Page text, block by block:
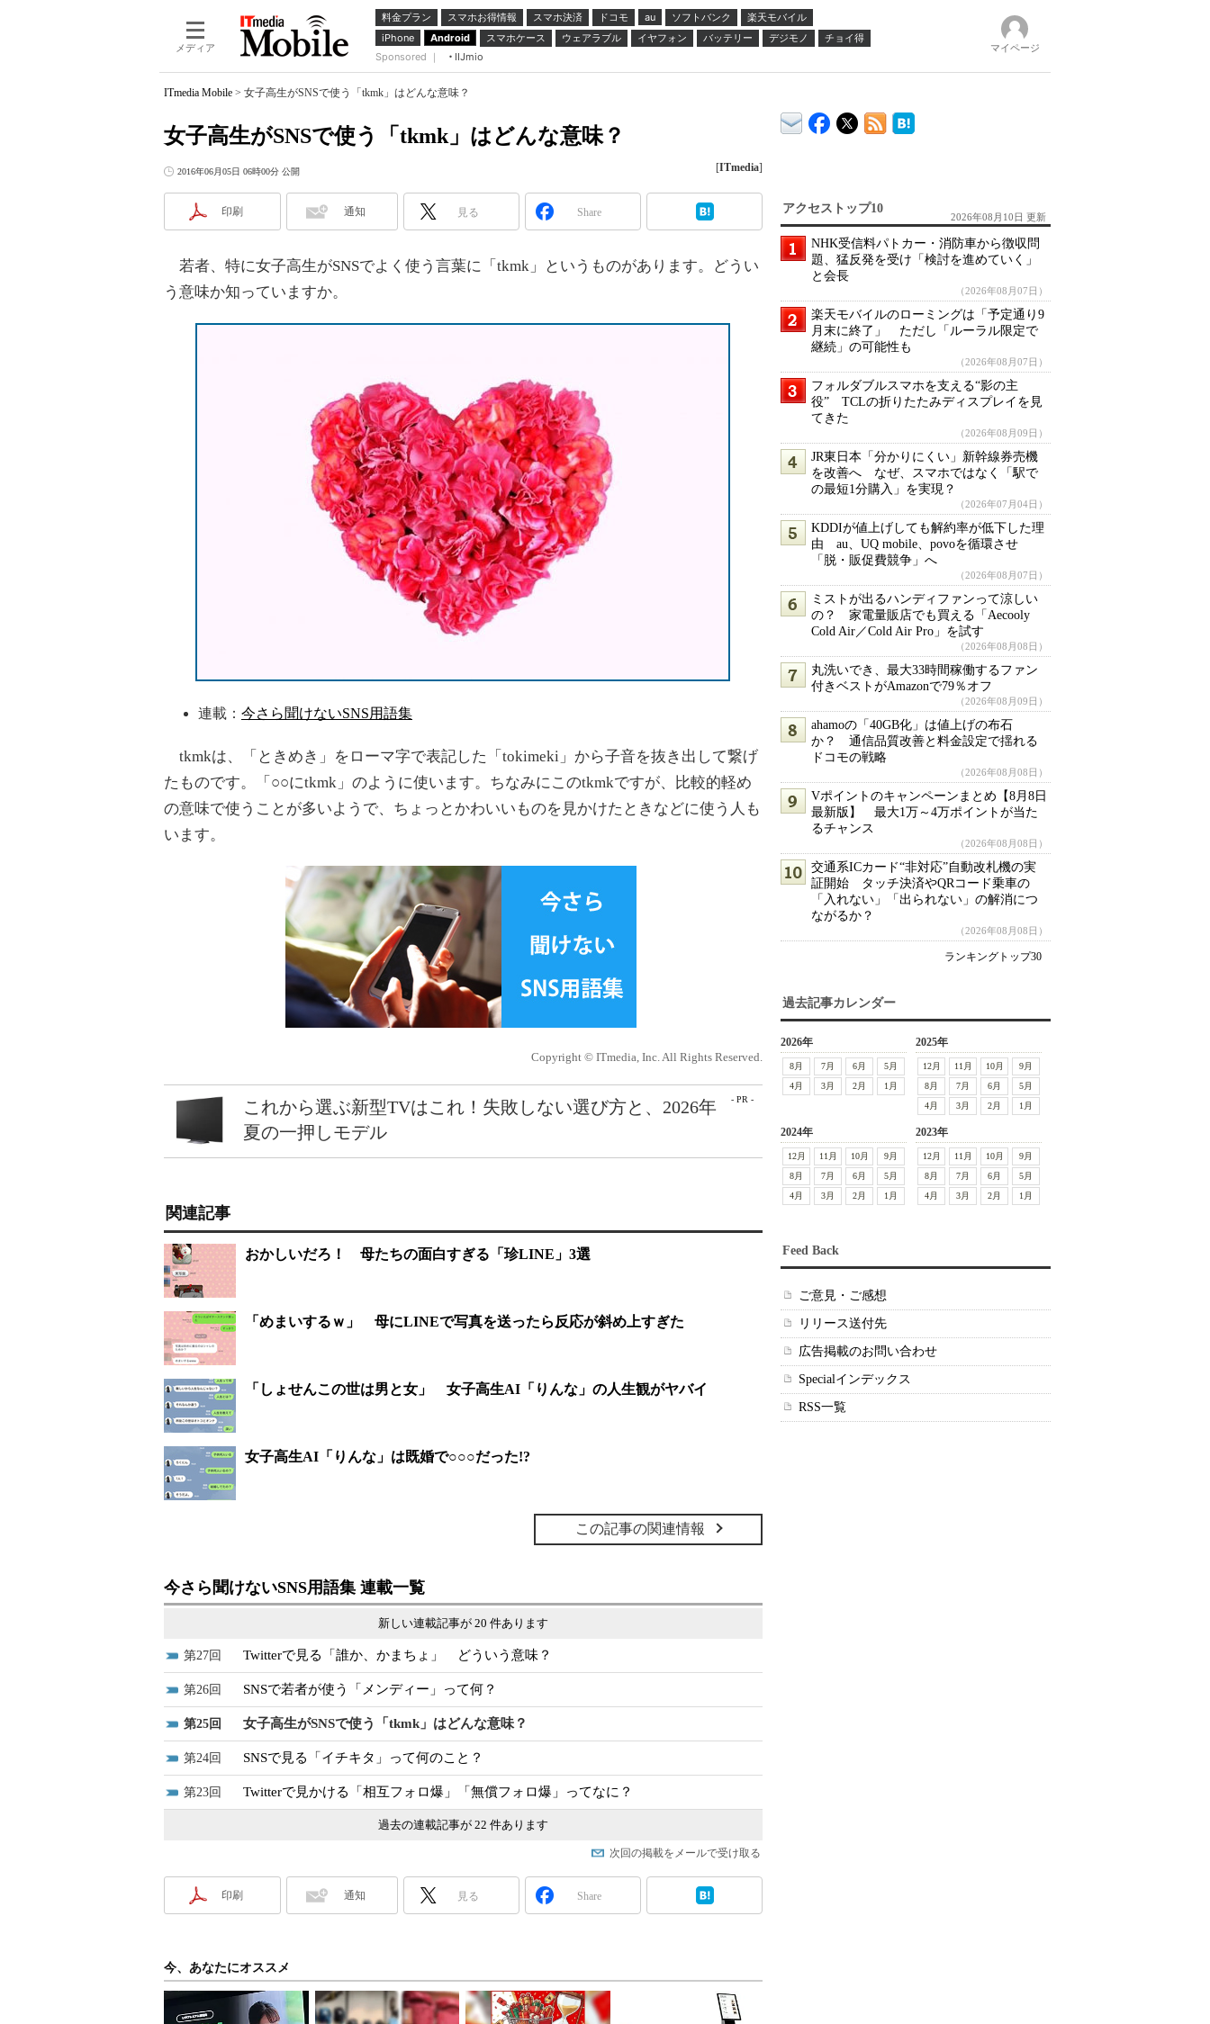
メディア
料金プラン スマホお得情報 スマホ決済 ドコモ au ソフトバンク
楽天モバイル
iPhone
Android スマホケース ウェアラブル イヤフォン バッテリー デジモノ
チョイ得
Sponsored ｜
IIJmio
マイページ
ITmedia Mobile > 女子高生がSNSで使う「tkmk」はどんな意味？
女子高生がSNSで使う「tkmk」はどんな意味？
2016年06月05日 06時00分 公開 [ITmedia]
印刷 通知 見る Share
若者、特に女子高生がSNSでよく使う言葉に「tkmk」というものがあります。どうい
う意味か知っていますか。
連載： 今さら聞けないSNS用語集
tkmkは、「ときめき」をローマ字で表記した「tokimeki」から子音を抜き出して繋げ
たものです。「○○にtkmk」のように使います。ちなみにこのtkmkですが、比較的軽め
の意味で使うことが多いようで、ちょっとかわいいものを見かけたときなどに使う人も
います。
Copyright © ITmedia, Inc. All Rights Reserved.
- PR -
これから選ぶ新型TVはこれ！失敗しない選び方と、2026年
夏の一押しモデル
関連記事
おかしいだろ！ 母たちの面白すぎる「珍LINE」3選
「めまいするｗ」 母にLINEで写真を送ったら反応が斜め上すぎた
「しょせんこの世は男と女」 女子高生AI「りんな」の人生観がヤバイ
女子高生AI「りんな」は既婚で○○○だった!?
この記事の関連情報
今さら聞けないSNS用語集 連載一覧
次回の掲載をメールで受け取る
新しい連載記事が 20 件あります
27 Twitterで見る「誰か、かまちょ」 どういう意味？
26 SNSで若者が使う「メンディー」って何？
25 女子高生がSNSで使う「tkmk」はどんな意味？
24 SNSで見る「イチキタ」って何のこと？
23 Twitterで見かける「相互フォロ爆」「無償フォロ爆」ってなに？
過去の連載記事が 22 件あります
印刷 通知 見る Share
今、あなたにオススメ
アクセストップ10
2026年08月10日 更新
NHK受信料パトカー・消防車から徴収問
題、猛反発を受け「検討を進めていく」
と会長
（2026年08月07日）
楽天モバイルのローミングは「予定通り9
月末に終了」 ただし「ルーラル限定で
継続」の可能性も
（2026年08月07日）
フォルダブルスマホを支える“影の主
役” TCLの折りたたみディスプレイを見
てきた
（2026年08月09日）
JR東日本「分かりにくい」新幹線券売機
を改善へ なぜ、スマホではなく「駅で
の最短1分購入」を実現？
（2026年07月04日）
KDDIが値上げしても解約率が低下した理
由 au、UQ mobile、povoを循環させ
「脱・販促費競争」へ
（2026年08月07日）
ミストが出るハンディファンって涼しい
の？ 家電量販店でも買える「Aecooly
Cold Air／Cold Air Pro」を試す
（2026年08月08日）
丸洗いでき、最大33時間稼働するファン
付きベストがAmazonで79％オフ
（2026年08月09日）
ahamoの「40GB化」は値上げの布石
か？ 通信品質改善と料金設定で揺れる
ドコモの戦略
（2026年08月08日）
Vポイントのキャンペーンまとめ【8月8日
最新版】 最大1万～4万ポイントが当た
るチャンス
（2026年08月08日）
交通系ICカード“非対応”自動改札機の実
証開始 タッチ決済やQRコード乗車の
「入れない」「出られない」の解消につ
ながるか？
（2026年08月08日）
ランキングトップ30
過去記事カレンダー
2026年
8月 7月 6月
5月
4月
3月 2月 1月
2025年
12月 11月 10月
9月
8月
7月 6月
5月
4月
3月 2月 1月
2024年
12月 11月 10月
9月
8月
7月 6月
5月
4月
3月 2月 1月
2023年
12月 11月 10月
9月
8月
7月 6月
5月
4月
3月 2月 1月
Feed Back
ご意見・ご感想
リリース送付先
広告掲載のお問い合わせ
Specialインデックス
RSS一覧